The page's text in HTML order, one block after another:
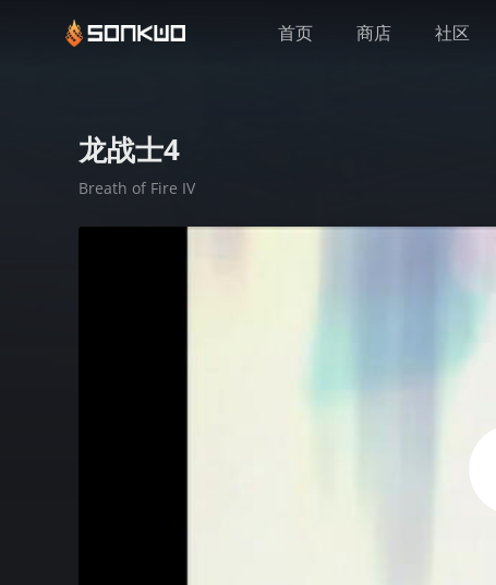
首页 商店 社区
龙战士4
Breath of Fire IV